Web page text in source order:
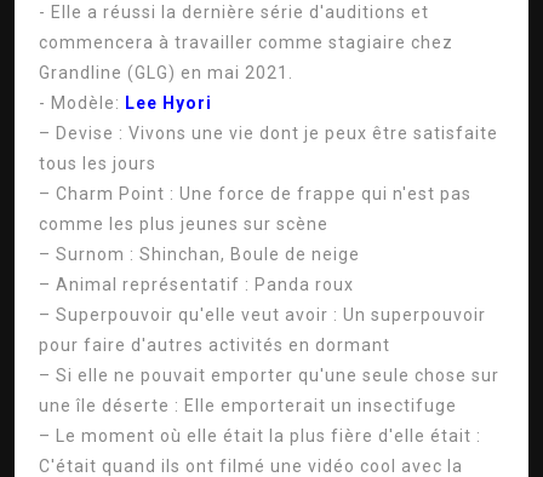
- Elle a réussi la dernière série d'auditions et
commencera à travailler comme stagiaire chez
Grandline (GLG) en mai 2021.
- Modèle: Lee Hyori
– Devise : Vivons une vie dont je peux être satisfaite
tous les jours
– Charm Point : Une force de frappe qui n'est pas
comme les plus jeunes sur scène
– Surnom : Shinchan, Boule de neige
– Animal représentatif : Panda roux
– Superpouvoir qu'elle veut avoir : Un superpouvoir
pour faire d'autres activités en dormant
– Si elle ne pouvait emporter qu'une seule chose sur
une île déserte : Elle emporterait un insectifuge
– Le moment où elle était la plus fière d'elle était :
C'était quand ils ont filmé une vidéo cool avec la